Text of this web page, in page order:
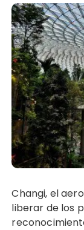
Changi, el aeropuerto de Singapur, se quiere
liberar de los